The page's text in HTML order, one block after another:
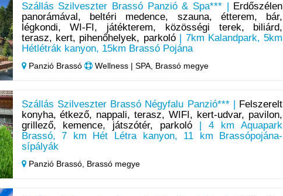
Szállás Szilveszter Brassó Panzió & Spa*** |
Erdőszélen
panorámával, beltéri medence, szauna, étterem, bár,
légkondi, WI-FI, játékterem, közösségi terek, biliárd,
terasz, kert, pihenőhelyek, parkoló| 7km Kalandpark, 5km
Hétlétrák kanyon, 15km Brassó Pojána
Panzió Brassó Wellness | SPA, Brassó megye
Szállás Szilveszter Brassó Négyfalu Panzió*** |
Felszerelt
konyha, étkező, nappali, terasz, WIFI, kert-udvar, pavilon,
grillező, kemence, játszótér, parkoló | 4 km Aquapark
Brassó, 7 km Hét Létra kanyon, 11 km Brassópojána-
sípályák
Panzió Brassó, Brassó megye